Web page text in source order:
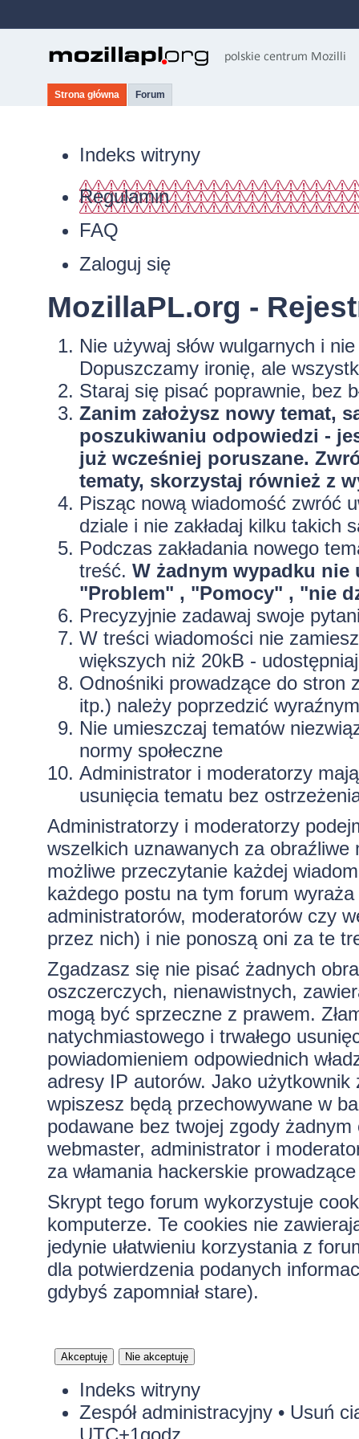
Strona główna Forum
Indeks witryny
Regulamin
FAQ
Zaloguj się
MozillaPL.org -
Nie używaj słów wulgarnych i
Dopuszczamy ironię, ale
Staraj się pisać poprawnie, bez
Zanim założysz nowy temat,
poszukiwaniu odpowiedzi -
już wcześniej poruszane.
tematy, skorzystaj również z
Pisząc nową wiadomość zwróć
dziale i nie zakładaj kilku takich
Podczas zakładania nowego
treść. W żadnym wypadku
"Problem" , "Pomocy" , "nie
Precyzyjniezadawaj swoje
W treści wiadomości nie
większych niż 20kB -
Odnośniki prowadzące do stron
itp.) należy poprzedzić
Nie umieszczaj tematów
normy społeczne
Administrator i moderatorzy
usunięcia tematu bez
Administratorzy i moderatorzy
wszelkich uznawanych za obraźliwe
możliwe przeczytanie każdej
każdego postu na tym forum
administratorów, moderatorów czy
przez nich) i nie ponoszą oni za te
Zgadzasz się nie pisać żadnych
oszczerczych, nienawistnych,
mogą być sprzeczne z prawem.
natychmiastowego i trwałego
powiadomieniem odpowiednich
adresy IP autorów. Jako
wpiszesz będą przechowywane w
podawane bez twojej zgody
webmaster, administrator i
za włamania hackerskie
Skrypt tego forum wykorzystuje
komputerze. Te cookies nie
jedynie ułatwieniu korzystania z
dla potwierdzenia podanych
gdybyś zapomniał stare).
Indeks witryny
Zespół administracyjny• Usuń
UTC+1godz.